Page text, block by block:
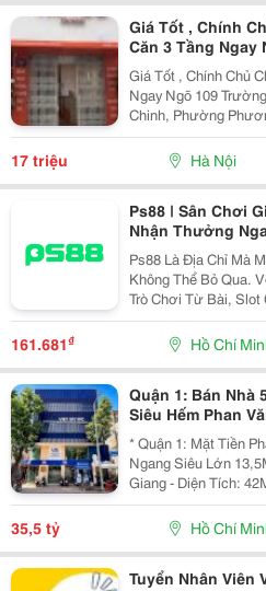
Giá Tốt , Chính
Căn 3 Tầng Ngay
Thanh Xuân, Hà Nội
Giá Tốt , Chính Chủ
Ngay Ngõ 109
Chinh, Phường
Nội. - Nhà Nằm Tại
Thuận Tiện Vừa Ở
17 triệu Hà Nội
Ps88 | Sân Chơi
Nhận Thưởng
Ps88 Là Địa Chỉ Mà
Không Thể Bỏ Qua.
Trò Chơi Từ Bài, Slot
Mang Đến Những
Người Chơi. Chúng
Chăm...
161.681₫ Hồ Chí
Quận 1: Bán Nhà
Siêu Hếm Phan
Dt 13M*4M-
* Quận 1: Mặt Tiền
Ngang Siêu Lớn
Giang - Diện Tích: 42M2. - Kết Cấu: 5 Tầng - Thang Máy
- Từ Lầu 2 Xây Vươn
Tầng Đều Thiết Kế
35,5 tỷ Hồ Chí
Tuyển Nhân Viên